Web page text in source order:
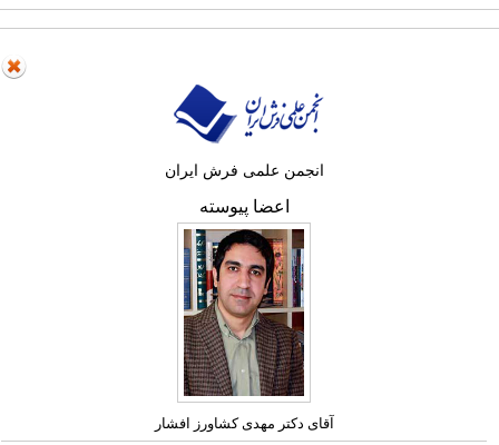
انجمن علمی فرش ایران
اعضا پیوسته
آقای دکتر مهدی کشاورز افشار